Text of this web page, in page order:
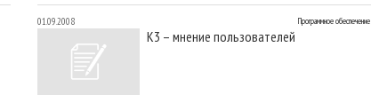
01.09.2008 Программное обеспечение
К3 – мнение пользователей